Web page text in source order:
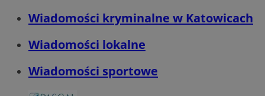
Wiadomości kryminalne w Katowicach
Wiadomości lokalne
Wiadomości sportowe